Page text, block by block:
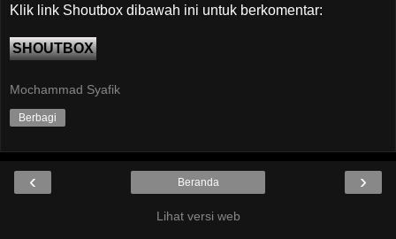
Klik link Shoutbox dibawah ini untuk berkomentar:
SHOUTBOX
Mochammad Syafik
Berbagi
‹ ›
Beranda
Lihat versi web